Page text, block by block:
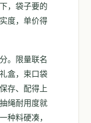
，袋子要的
度，单价得
。限量联名
盒，束口袋
存、配得上
绳耐用度就
种料硬凑，